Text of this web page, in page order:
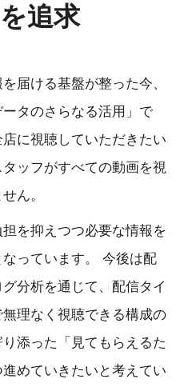
追求
届ける基盤が整った今、
タのさらなる活用」で
に視聴していただきたい
ッフがすべての動画を視
ん。
を抑えつつ必要な情報を
っています。 今後は配
分析を通じて、配信タイ
理なく視聴できる構成の
添った「見てもらえるた
めていきたいと考えてい